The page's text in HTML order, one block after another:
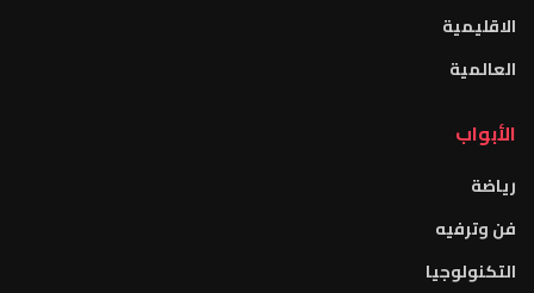
الاقليمية
العالمية
الأبواب
رياضة
فن وترفيه
التكنولوجيا